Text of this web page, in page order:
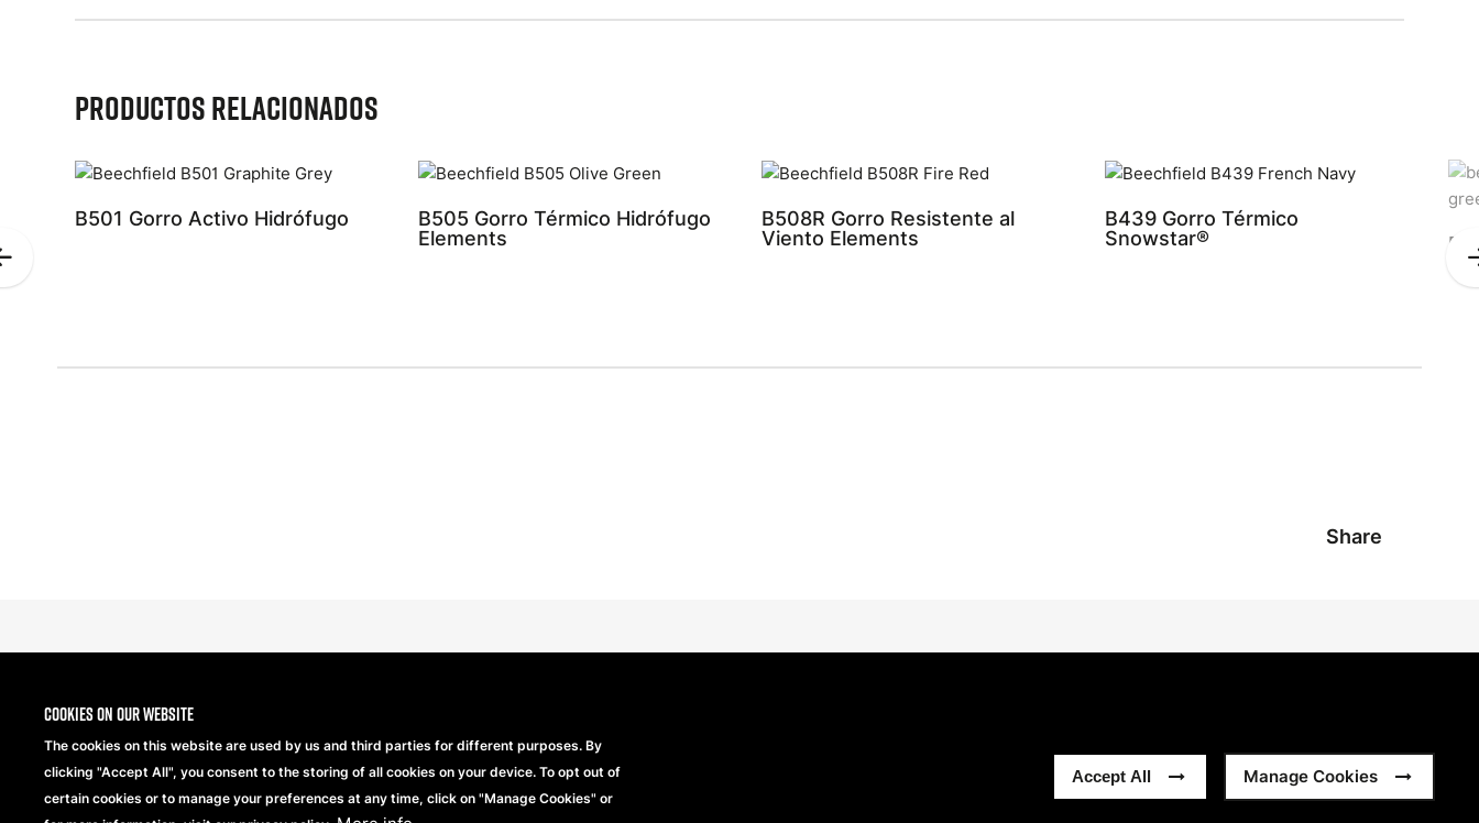
Cookies on our website
The cookies on this website are used by us and third parties for different purposes. By
clicking "Accept All", you consent to the storing of all cookies on your device. To opt out of
certain cookies or to manage your preferences at any time, click on "Manage Cookies" or
Accept All Manage Cookies
Productos relacionados
B501 Gorro Activo Hidrófugo
B505 Gorro Térmico Hidrófugo
Elements
B508R Gorro Resistente al
Viento Elements
B439 Gorro Térmico
Snowstar®
Previous
Share
Copyright® 2026 Beechfield Brands Ltd. Todos los derechos reservados Declaración de Privacidad Modern Slavery Statement Sitemap